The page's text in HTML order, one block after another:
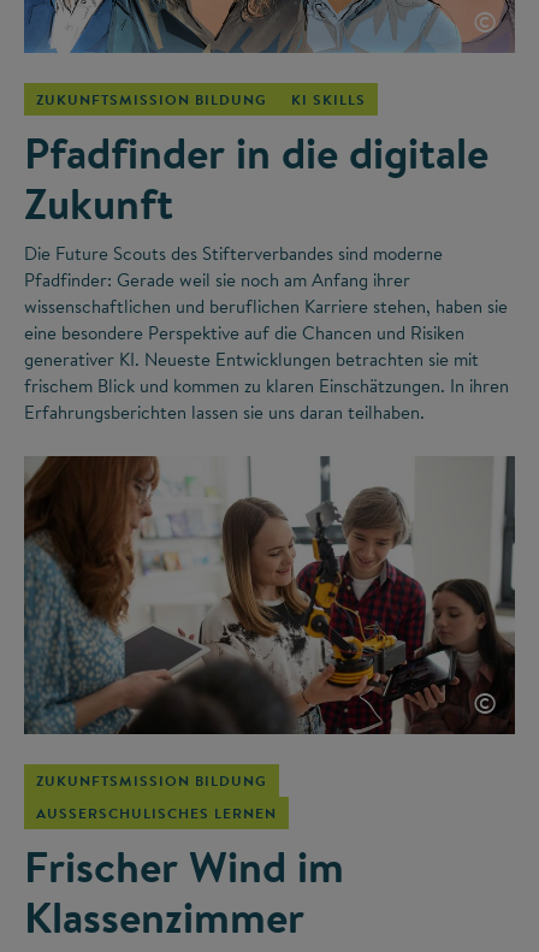
©
ZUKUNFTSMISSION BILDUNG KI SKILLS
Pfadfinder in die digitale
Zukunft
Die Future Scouts des Stifterverbandes sind moderne
Pfadfinder: Gerade weil sie noch am Anfang ihrer
wissenschaftlichen und beruflichen Karriere stehen, haben sie
eine besondere Perspektive auf die Chancen und Risiken
generativer KI. Neueste Entwicklungen betrachten sie mit
frischem Blick und kommen zu klaren Einschätzungen. In ihren
Erfahrungsberichten lassen sie uns daran teilhaben.
©
ZUKUNFTSMISSION BILDUNG
AUSSERSCHULISCHES LERNEN
Frischer Wind im
Klassenzimmer